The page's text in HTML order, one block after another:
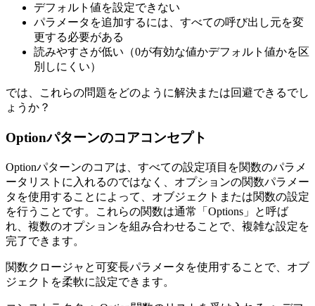
デフォルト値を設定できない
パラメータを追加するには、すべての呼び出し元を変
更する必要がある
読みやすさが低い（0が有効な値かデフォルト値かを区
別しにくい）
では、これらの問題をどのように解決または回避できるでし
ょうか？
Optionパターンのコアコンセプト
Optionパターンのコアは、すべての設定項目を関数のパラメ
ータリストに入れるのではなく、オプションの関数パラメー
タを使用することによって、オブジェクトまたは関数の設定
を行うことです。これらの関数は通常「Options」と呼ば
れ、複数のオプションを組み合わせることで、複雑な設定を
完了できます。
関数クロージャと可変長パラメータを使用することで、オブ
ジェクトを柔軟に設定できます。